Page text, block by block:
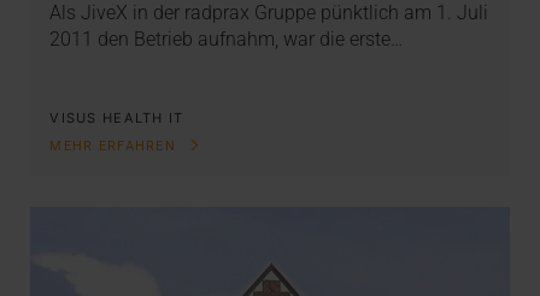
Als JiveX in der radprax Gruppe pünktlich am 1. Juli
2011 den Betrieb aufnahm, war die erste…
VISUS HEALTH IT
MEHR ERFAHREN